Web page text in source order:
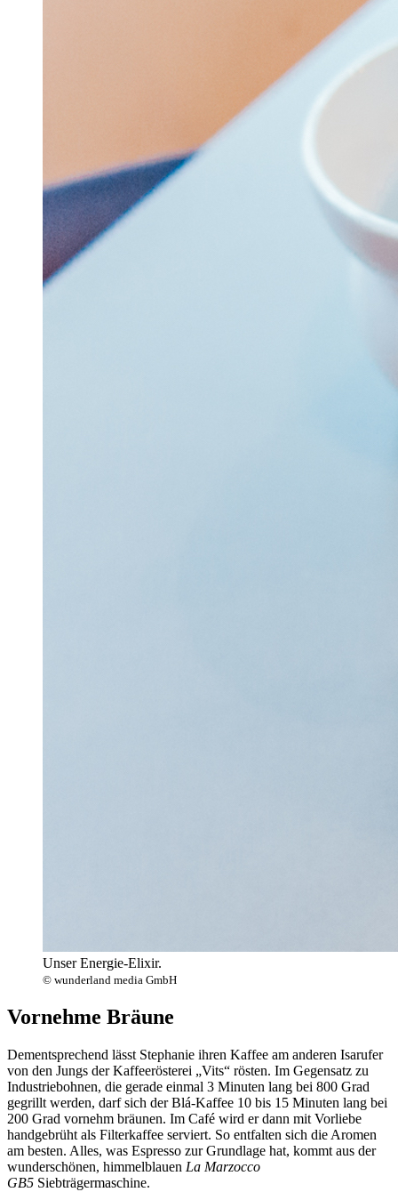
Unser Energie-Elixir.
© wunderland media GmbH
Vornehme Bräune
Dementsprechend lässt Stephanie ihren Kaffee am anderen Isarufer
von den Jungs der Kaffeerösterei „Vits“ rösten. Im Gegensatz zu
Industriebohnen, die gerade einmal 3 Minuten lang bei 800 Grad
gegrillt werden, darf sich der Blá-Kaffee 10 bis 15 Minuten lang bei
200 Grad vornehm bräunen. Im Café wird er dann mit Vorliebe
handgebrüht als Filterkaffee serviert. So entfalten sich die Aromen
am besten. Alles, was Espresso zur Grundlage hat, kommt aus der
wunderschönen, himmelblauen La Marzocco
GB5 Siebträgermaschine.